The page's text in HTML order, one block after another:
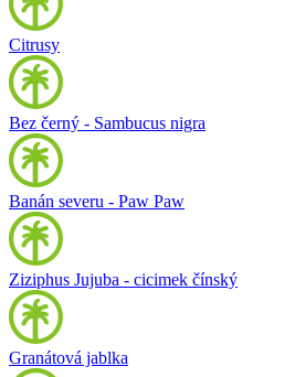
Citrusy
Bez černý - Sambucus nigra
Banán severu - Paw Paw
Ziziphus Jujuba - cicimek čínský
Granátová jablka